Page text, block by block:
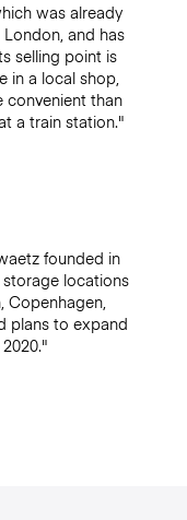
was already
and has
selling point is
in a local shop,
convenient than
a train station."
founded in
storage locations
Copenhagen,
plans to expand